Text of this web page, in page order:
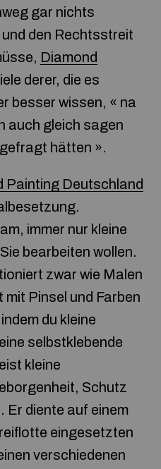
gar nichts
den Rechtsstreit
Diamond
derer, die es
besser wissen, « na
auch gleich sagen
hätten ».
Painting Deutschland
immer nur kleine
bearbeiten wollen.
zwar wie Malen
Pinsel und Farben
du kleine
selbstklebende
kleine
Schutz
Er diente auf einem
eingesetzten
verschiedenen